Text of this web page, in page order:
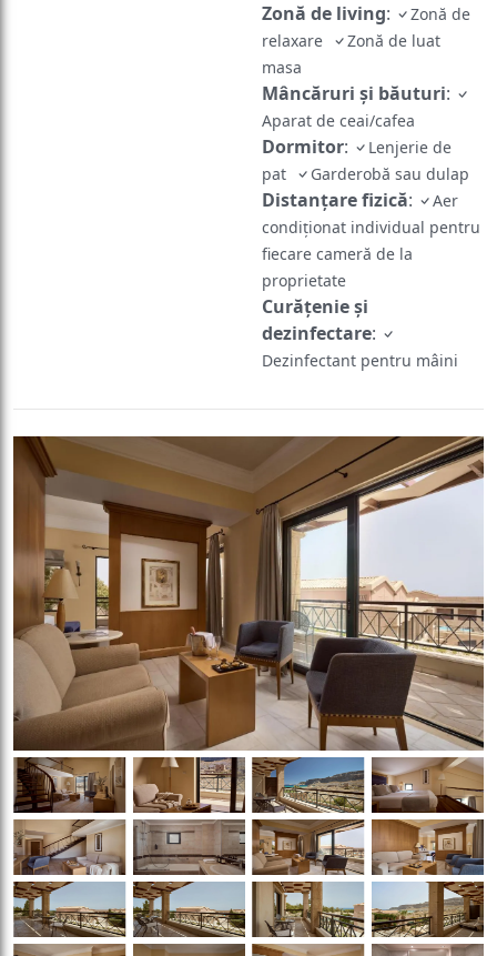
Zonă de living:
Zonă de
relaxare
Zonă de luat
masa
Mâncăruri și băuturi:
Aparat de ceai/cafea
Dormitor:
Lenjerie de
pat
Garderobă sau dulap
Distanțare fizică:
Aer
condiționat individual pentru
fiecare cameră de la
proprietate
Curățenie și
dezinfectare:
Dezinfectant pentru mâini